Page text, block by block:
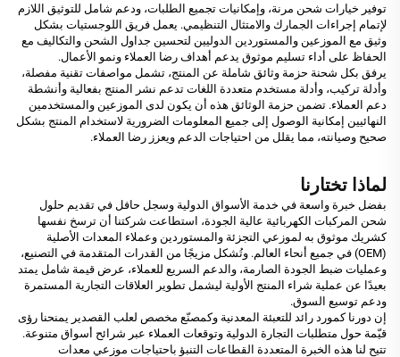
توفير خيارات شحن مرنة، وإمكانيات تجميع الطلبات، ودعم شامل للتوثيق اللازم
لإتمام إجراءات الجمارك والامتثال التنظيمي. يعمل فريق اللوجستيات بشكل
وثيق مع الموزعين والمستوردين الدوليين لتحسين جداول الشحن والتكاليف مع
الحفاظ على أداء تسليم موثوق يدعم أهداف رضا العملاء ونمو الأعمال.
يرفق بكل شحنة حزمة وثائق شاملة عن المنتج، تشمل مواصفات تقنية مفصلة،
وأدلة تركيب، وأدلة مستخدم متعددة اللغات تدعم نشر المنتج بفعالية وأنشطة
دعم العملاء. تضمن حزمة الوثائق هذه أن يكون لدى الموزعين والمستخدمين
النهائيين إمكانية الوصول إلى جميع المعلومات الضرورية لاستخدام المنتج بشكل
صحيح وصيانته، مما يقلل من احتياجات الدعم ويعزز رضا العملاء.
لماذا تختارنا
بفضل خبرة واسعة في خدمة الأسواق الدولية وسجل حافل في تقديم حلول
شحن المركبات الكهربائية عالية الجودة، استطاعت شركتنا أن ترسخ نفسها
كشريك موثوق به لموزعي التجزئة والمستوردين وعملاء المعدات الأصلية
(OEM) في جميع أنحاء العالم. وتُشكل مزيجًا من القدرات المتقدمة في التصنيع،
وعمليات ضبط الجودة الصارمة، والدعم السريع للعملاء، عرض قيمة شامل يمتد
بعيدًا عن عملية شراء المنتج الأولية ليشمل تطوير العلاقات التجارية المستمرة
ودعم توسيع السوق.
إن دورنا كمورد رائد للتعبئة المعدنية وكمصنّع مخصص لعلب القصدير يمنحنا رؤى
قيّمة حول متطلبات التجارة الدولية وتوقعات العملاء عبر شرائح أسواق متنوعة.
تتيح لنا هذه الخبرة المتعددة القطاعات التنبؤ باحتياجات موزعي معدات